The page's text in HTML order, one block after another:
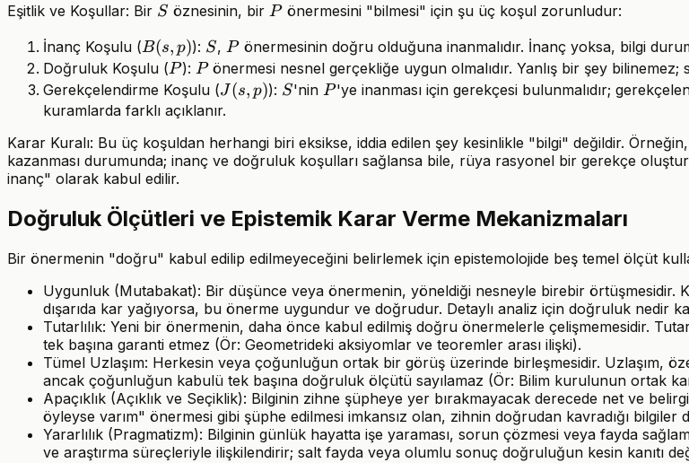
Eşitlik ve Koşullar: Bir S
S öznesinin, birP
Pönermesini "bilmesi" için şu üç koşul zorunludur:
İnanç Koşulu (B(s,
p)
B(s, p)): S
S,P
Pönermesinin doğru olduğuna inanmalıdır. İnanç yoksa, bilgi
Doğruluk Koşulu (P
P): P
Pönermesi nesnel gerçekliğe uygun olmalıdır. Yanlış bir şey bilinemez;
Gerekçelendirme Koşulu (J(s,
p)
J(s, p)): S
S'ninP
P'ye inanması için gerekçesi bulunmalıdır;
kuramlarda farklı açıklanır.
Karar Kuralı: Bu üç koşuldan herhangi biri eksikse, iddia edilen şey kesinlikle "bilgi" değildir.
kazanması durumunda; inanç ve doğruluk koşulları sağlansa bile, rüya rasyonel bir gerekçe
inanç" olarak kabul edilir.
Doğruluk Ölçütleri ve Epistemik Karar Verme Mekanizmaları
Bir önermenin "doğru" kabul edilip edilmeyeceğini belirlemek için epistemolojide beş temel ölçüt
Uygunluk (Mutabakat): Bir düşünce veya önermenin, yöneldiği nesneyle birebir örtüşmesidir.
dışarıda kar yağıyorsa, bu önerme uygundur ve doğrudur. Detaylı analiz için doğruluk nedir
Tutarlılık: Yeni bir önermenin, daha önce kabul edilmiş doğru önermelerle çelişmemesidir.
tek başına garanti etmez (Ör: Geometrideki aksiyomlar ve teoremler arası ilişki).
Tümel Uzlaşım: Herkesin veya çoğunluğun ortak bir görüş üzerinde birleşmesidir. Uzlaşım,
ancak çoğunluğun kabulü tek başına doğruluk ölçütü sayılamaz (Ör: Bilim kurulunun ortak
Apaçıklık (Açıklık ve Seçiklik): Bilginin zihne şüpheye yer bırakmayacak derecede net ve
öyleyse varım" önermesi gibi şüphe edilmesi imkansız olan, zihnin doğrudan kavradığı bilgiler
Yararlılık (Pragmatizm): Bilginin günlük hayatta işe yaraması, sorun çözmesi veya fayda
ve araştırma süreçleriyle ilişkilendirir; salt fayda veya olumlu sonuç doğruluğun kesin kanıtı